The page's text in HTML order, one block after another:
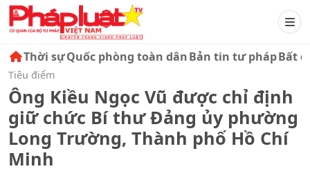
Thời sựQuốc phòng toàn dânBản tin tư phápBất
Tiêu điểm
Ông Kiều Ngọc Vũ được chỉ định
giữ chức Bí thư Đảng ủy phường
Long Trường, Thành phố Hồ Chí
Minh